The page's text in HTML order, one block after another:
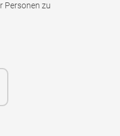
Personen zu